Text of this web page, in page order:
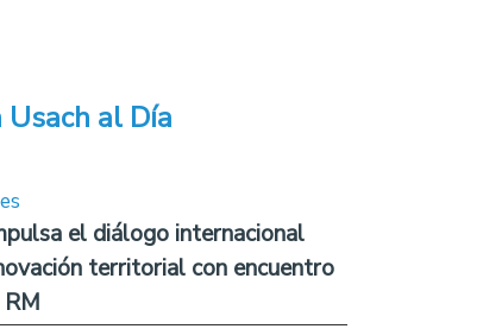
Usach al Día
el diálogo internacional
territorial con encuentro